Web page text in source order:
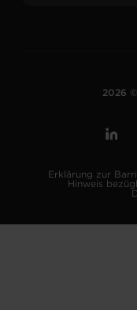
2026
Erklärung zur
Hinweis